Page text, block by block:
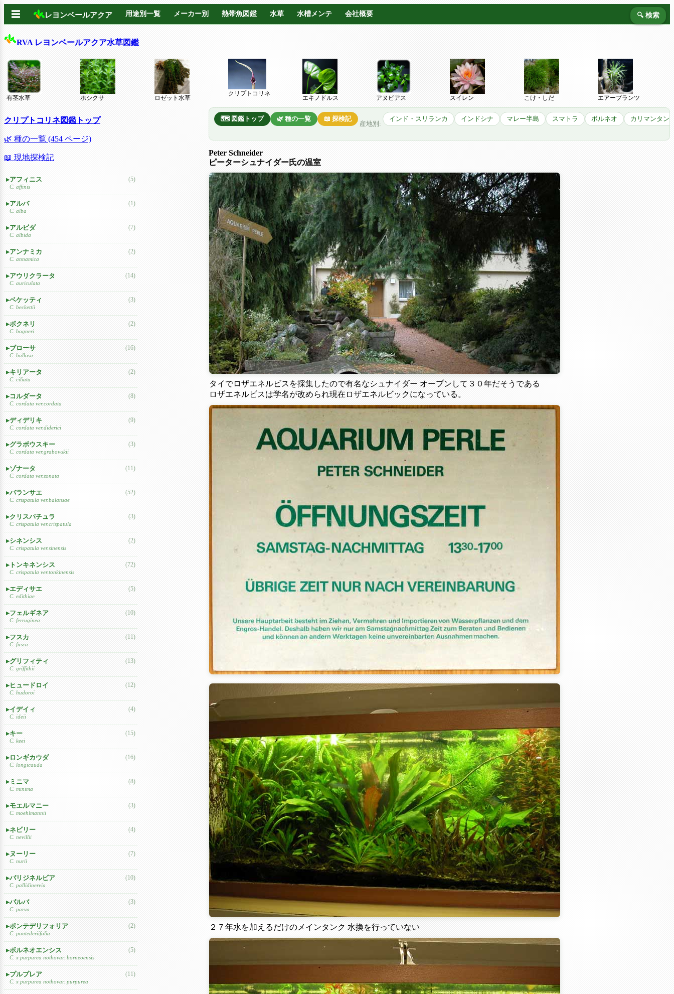
☰ レヨンベールアクア 用途別一覧 メーカー別 熱帯魚図鑑 水草 水槽メンテ 会社概要 🔍 検索
RVA レヨンベールアクア水草図鑑
有茎水草 ホシクサ ロゼット水草
クリプトコリネ
エキノドルス アヌビアス スイレン こけ・しだ エアープランツ
🗺️ 図鑑トップ 🌿 種の一覧 📖 探検記
産地別:
インド・スリランカ インドシナ マレー半島 スマトラ ボルネオ カリマンタン
Peter Schneider
ピーターシュナイダー氏の温室
タイでロザエネルビスを採集したので有名なシュナイダー オープンして３０年だそうである
ロザエネルビスは学名が改められ現在ロザエネルビックになっている。
２７年水を加えるだけのメインタンク 水換を行っていない
クリプトコリネ図鑑トップ
🌿 種の一覧 (454 ページ)
📖 現地探検記
アフィニス
C. affinis
(5)
アルバ
C. alba
(1)
アルビダ
C. albida
(7)
アンナミカ
C. annamica
(2)
アウリクラータ
C. auriculata
(14)
ベケッティ
C. beckettii
(3)
ボクネリ
C. bogneri
(2)
ブローサ
C. bullosa
(16)
キリアータ
C. ciliata
(2)
コルダータ
C. cordata ver.cordata
(8)
ディデリキ
C. cordata ver.diderici
(9)
グラボウスキー
C. cordata ver.grabowskii
(3)
ゾナータ
C. cordata ver.zonata
(11)
バランサエ
C. crispatula ver.balansae
(52)
クリスパチュラ
C. crispatula ver.crispatula
(3)
シネンシス
C. crispatula ver.sinensis
(2)
トンキネンシス
C. crispatula ver.tonkinensis
(72)
エディサエ
C. edithiae
(5)
フェルギネア
C. ferruginea
(10)
フスカ
C. fusca
(11)
グリフィティ
C. griffithii
(13)
ヒュードロイ
C. hudoroi
(12)
イデイィ
C. ideii
(4)
キー
C. keei
(15)
ロンギカウダ
C. longicauda
(16)
ミニマ
C. minima
(8)
モエルマニー
C. moehlmannii
(3)
ネビリー
C. nevillii
(4)
ヌーリー
C. nurii
(7)
パリジネルビア
C. pallidinervia
(10)
パルバ
C. parva
(3)
ポンテデリフォリア
C. pontederiifolia
(2)
ボルネオエンシス
C. x purpurea nothovar. borneoensis
(5)
プルプレア
C. x purpurea nothovar. purpurea
(11)